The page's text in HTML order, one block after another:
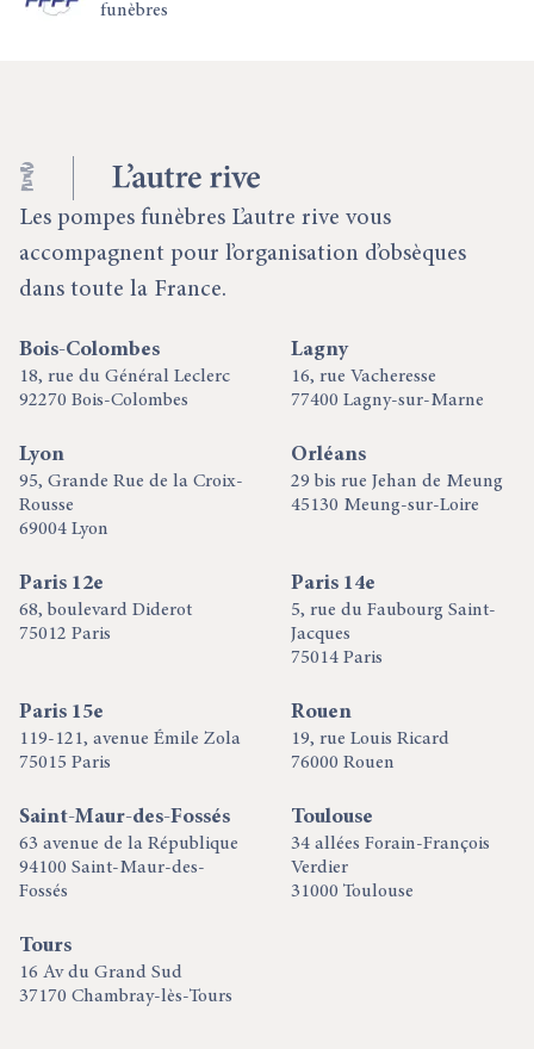
funèbres
Les pompes funèbres L’autre rive vous
accompagnent pour l’organisation d’obsèques
dans toute la France.
Bois-Colombes
18, rue du Général Leclerc
92270 Bois-Colombes
Lagny
16, rue Vacheresse
77400 Lagny-sur-Marne
Lyon
95, Grande Rue de la Croix-
Rousse
69004 Lyon
Orléans
29 bis rue Jehan de Meung
45130 Meung-sur-Loire
Paris 12e
68, boulevard Diderot
75012 Paris
Paris 14e
5, rue du Faubourg Saint-
Jacques
75014 Paris
Paris 15e
119-121, avenue Émile Zola
75015 Paris
Rouen
19, rue Louis Ricard
76000 Rouen
Saint-Maur-des-Fossés
63 avenue de la République
94100 Saint-Maur-des-
Fossés
Toulouse
34 allées Forain-François
Verdier
31000 Toulouse
Tours
16 Av du Grand Sud
37170 Chambray-lès-Tours